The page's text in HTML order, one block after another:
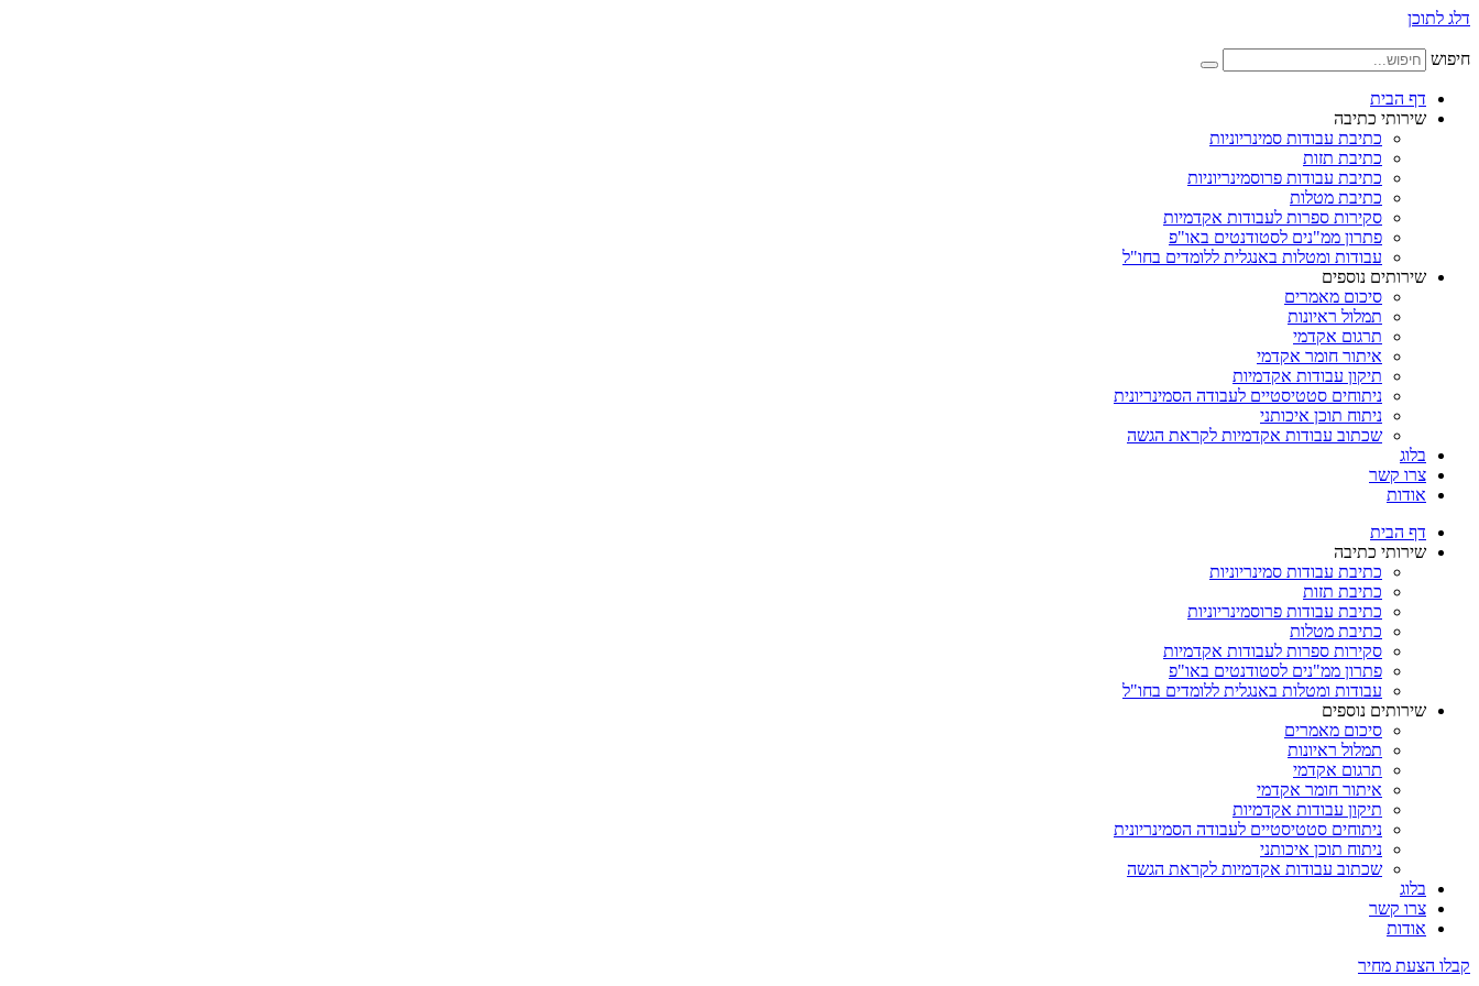
דלג לתוכן
חיפוש
דף הבית
שירותי כתיבה
כתיבת עבודות סמינריוניות
כתיבת תזות
כתיבת עבודות פרוסמינריוניות
כתיבת מטלות
סקירות ספרות לעבודות אקדמיות
פתרון ממ"נים לסטודנטים באו"פ
עבודות ומטלות באנגלית ללומדים בחו"ל
שירותים נוספים
סיכום מאמרים
תמלול ראיונות
תרגום אקדמי
איתור חומר אקדמי
תיקון עבודות אקדמיות
ניתוחים סטטיסטיים לעבודה הסמינריונית
ניתוח תוכן איכותני
שכתוב עבודות אקדמיות לקראת הגשה
בלוג
צרו קשר
אודות
דף הבית
שירותי כתיבה
כתיבת עבודות סמינריוניות
כתיבת תזות
כתיבת עבודות פרוסמינריוניות
כתיבת מטלות
סקירות ספרות לעבודות אקדמיות
פתרון ממ"נים לסטודנטים באו"פ
עבודות ומטלות באנגלית ללומדים בחו"ל
שירותים נוספים
סיכום מאמרים
תמלול ראיונות
תרגום אקדמי
איתור חומר אקדמי
תיקון עבודות אקדמיות
ניתוחים סטטיסטיים לעבודה הסמינריונית
ניתוח תוכן איכותני
שכתוב עבודות אקדמיות לקראת הגשה
בלוג
צרו קשר
אודות
קבלו הצעת מחיר